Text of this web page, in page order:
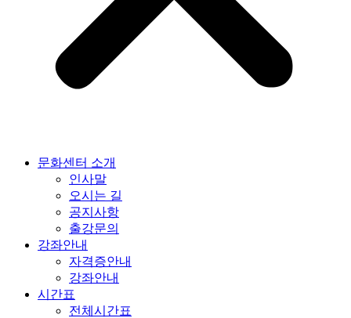
문화센터 소개
인사말
오시는 길
공지사항
출강문의
강좌안내
자격증안내
강좌안내
시간표
전체시간표